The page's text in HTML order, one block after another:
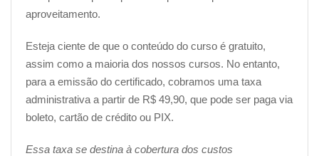
aproveitamento.
Esteja ciente de que o conteúdo do curso é gratuito,
assim como a maioria dos nossos cursos. No entanto,
para a emissão do certificado, cobramos uma taxa
administrativa a partir de R$ 49,90, que pode ser paga via
boleto, cartão de crédito ou PIX.
Essa taxa se destina à cobertura dos custos